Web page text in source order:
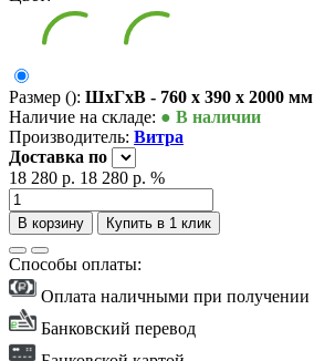
Размер (): ШxГxВ - 760 x 390 x 2000 мм
Наличие на складе: ● В наличии
Производитель: Витра
Доставка по
18 280 р. 18 280 р. %
В корзину Купить в 1 клик
Способы оплаты:
Оплата наличными при получении
Банковский перевод